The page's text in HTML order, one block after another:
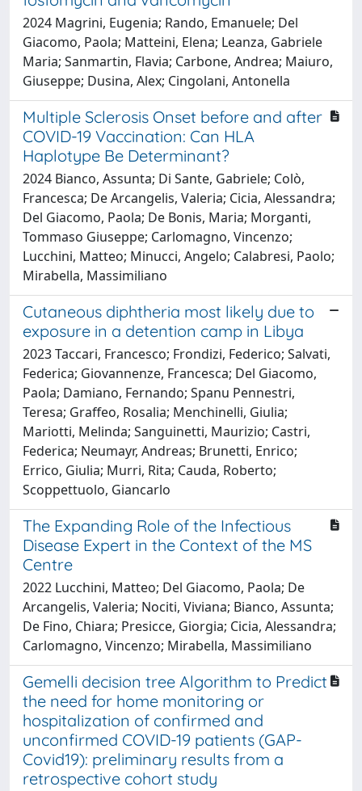
2024 Magrini, Eugenia; Rando, Emanuele; Del
Giacomo, Paola; Matteini, Elena; Leanza, Gabriele
Maria; Sanmartin, Flavia; Carbone, Andrea; Maiuro,
Giuseppe; Dusina, Alex; Cingolani, Antonella
Multiple Sclerosis Onset before and after
COVID-19 Vaccination: Can HLA
Haplotype Be Determinant?
2024 Bianco, Assunta; Di Sante, Gabriele; Colò,
Francesca; De Arcangelis, Valeria; Cicia, Alessandra;
Del Giacomo, Paola; De Bonis, Maria; Morganti,
Tommaso Giuseppe; Carlomagno, Vincenzo;
Lucchini, Matteo; Minucci, Angelo; Calabresi, Paolo;
Mirabella, Massimiliano
Cutaneous diphtheria most likely due to
exposure in a detention camp in Libya
2023 Taccari, Francesco; Frondizi, Federico; Salvati,
Federica; Giovannenze, Francesca; Del Giacomo,
Paola; Damiano, Fernando; Spanu Pennestri,
Teresa; Graffeo, Rosalia; Menchinelli, Giulia;
Mariotti, Melinda; Sanguinetti, Maurizio; Castri,
Federica; Neumayr, Andreas; Brunetti, Enrico;
Errico, Giulia; Murri, Rita; Cauda, Roberto;
Scoppettuolo, Giancarlo
The Expanding Role of the Infectious
Disease Expert in the Context of the MS
Centre
2022 Lucchini, Matteo; Del Giacomo, Paola; De
Arcangelis, Valeria; Nociti, Viviana; Bianco, Assunta;
De Fino, Chiara; Presicce, Giorgia; Cicia, Alessandra;
Carlomagno, Vincenzo; Mirabella, Massimiliano
Gemelli decision tree Algorithm to Predict
the need for home monitoring or
hospitalization of confirmed and
unconfirmed COVID-19 patients (GAP-
Covid19): preliminary results from a
retrospective cohort study